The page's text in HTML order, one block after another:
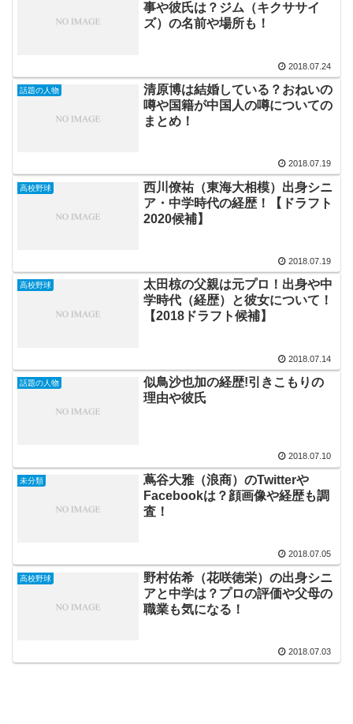
事や彼氏は？ジム（キクササイ
ズ）の名前や場所も！
2018.07.24
話題の人物
清原博は結婚している？おねいの
噂や国籍が中国人の噂についての
まとめ！
2018.07.19
高校野球
西川僚祐（東海大相模）出身シニ
ア・中学時代の経歴！【ドラフト
2020候補】
2018.07.19
高校野球
太田椋の父親は元プロ！出身や中
学時代（経歴）と彼女について！
【2018ドラフト候補】
2018.07.14
話題の人物
似鳥沙也加の経歴!引きこもりの
理由や彼氏
2018.07.10
未分類
蔦谷大雅（浪商）のTwitterや
Facebookは？顔画像や経歴も調
査！
2018.07.05
高校野球
野村佑希（花咲徳栄）の出身シニ
アと中学は？プロの評価や父母の
職業も気になる！
2018.07.03